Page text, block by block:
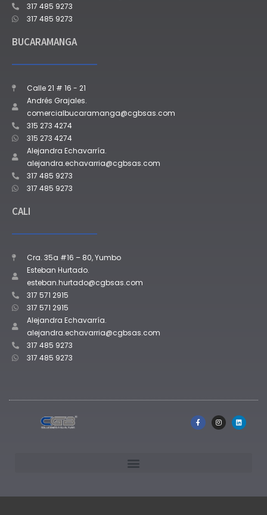
317 485 9273
317 485 9273
BUCARAMANGA
Calle 21 # 16 - 21
Andrés Grajales.
comercialbucaramanga@cgbsas.com
315 273 4274
315 273 4274
Alejandra Echavarría.
alejandra.echavarria@cgbsas.com
317 485 9273
317 485 9273
CALI
Cra. 35a #16 – 80, Yumbo
Esteban Hurtado.
esteban.hurtado@cgbsas.com
317 571 2915
317 571 2915
Alejandra Echavarría.
alejandra.echavarria@cgbsas.com
317 485 9273
317 485 9273